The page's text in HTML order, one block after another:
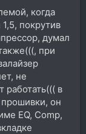
когда
покрутив
думал
при
не
работать((( в
он
EQ, Comp,